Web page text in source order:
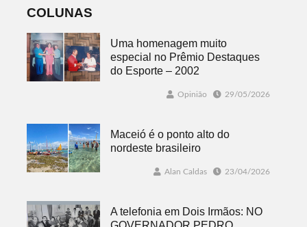
COLUNAS
Uma homenagem muito
especial no Prêmio Destaques
do Esporte – 2002
Opinião 29/05/2026
Maceió é o ponto alto do
nordeste brasileiro
Alan Caldas 23/04/2026
A telefonia em Dois Irmãos: NO